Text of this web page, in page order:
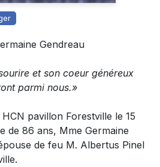
Gendreau
et son coeur généreux
parmi nous.»
pavillon Forestville le 15
de 86 ans, Mme Germaine
de feu M. Albertus Pinel